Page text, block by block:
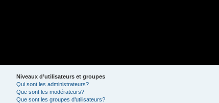
Niveaux d’utilisateurs et groupes
Qui sont les administrateurs?
Que sont les modérateurs?
Que sont les groupes d’utilisateurs?